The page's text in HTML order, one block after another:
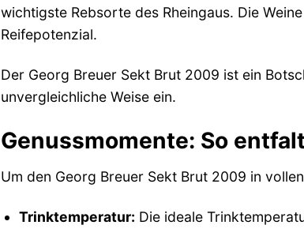
wichtigste Rebsorte des Rheingaus. Die
Reifepotenzial.
Der Georg Breuer Sekt Brut 2009 ist ein
unvergleichliche Weise ein.
Genussmomente: So
Um den Georg Breuer Sekt Brut 2009 in
Trinktemperatur: Die ideale